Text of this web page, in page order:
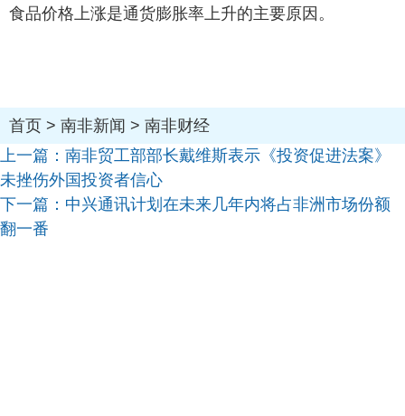
食品价格上涨是通货膨胀率上升的主要原因。
首页 > 南非新闻 > 南非财经
上一篇： 南非贸工部部长戴维斯表示《投资促进法案》
未挫伤外国投资者信心
下一篇： 中兴通讯计划在未来几年内将占非洲市场份额
翻一番